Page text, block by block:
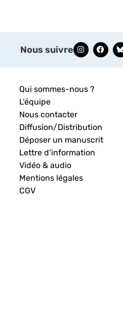
Nous suivre
Qui sommes-nous ?
L’équipe
Nous contacter
Diffusion/Distribution
Déposer un manuscrit
Lettre d’information
Vidéo & audio
Mentions légales
CGV